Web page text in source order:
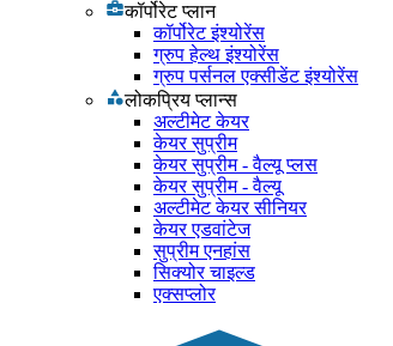
कॉर्पोरेट प्लान
कॉर्पोरेट इंश्योरेंस
ग्रुप हेल्थ इंश्योरेंस
ग्रुप पर्सनल एक्सीडेंट इंश्योरेंस
लोकप्रिय प्लान्स
अल्टीमेट केयर
केयर सुप्रीम
केयर सुप्रीम - वैल्यू प्लस
केयर सुप्रीम - वैल्यू
अल्टीमेट केयर सीनियर
केयर एडवांटेज
सुप्रीम एनहांस
सिक्योर चाइल्ड
एक्सप्लोर